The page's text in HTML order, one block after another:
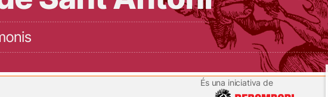
És una iniciativa de